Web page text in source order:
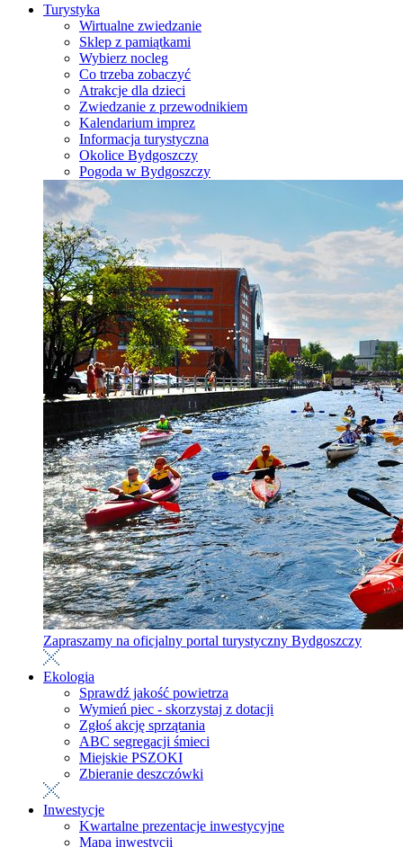
Turystyka
Wirtualne zwiedzanie
Sklep z pamiątkami
Wybierz nocleg
Co trzeba zobaczyć
Atrakcje dla dzieci
Zwiedzanie z przewodnikiem
Kalendarium imprez
Informacja turystyczna
Okolice Bydgoszczy
Pogoda w Bydgoszczy
Zapraszamy na oficjalny portal turystyczny Bydgoszczy
Ekologia
Sprawdź jakość powietrza
Wymień piec - skorzystaj z dotacji
Zgłoś akcję sprzątania
ABC segregacji śmieci
Miejskie PSZOKI
Zbieranie deszczówki
Inwestycje
Kwartalne prezentacje inwestycyjne
Mapa inwestycji